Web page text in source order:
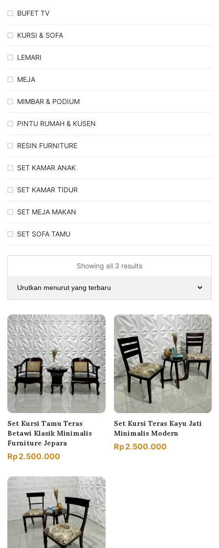
BUFET TV
KURSI & SOFA
LEMARI
MEJA
MIMBAR & PODIUM
PINTU RUMAH & KUSEN
RESIN FURNITURE
SET KAMAR ANAK
SET KAMAR TIDUR
SET MEJA MAKAN
SET SOFA TAMU
Showing all 3 results
Set Kursi Tamu Teras
Betawi Klasik Minimalis
Furniture Jepara
Rp2.500.000
Set Kursi Teras Kayu Jati
Minimalis Modern
Rp2.500.000